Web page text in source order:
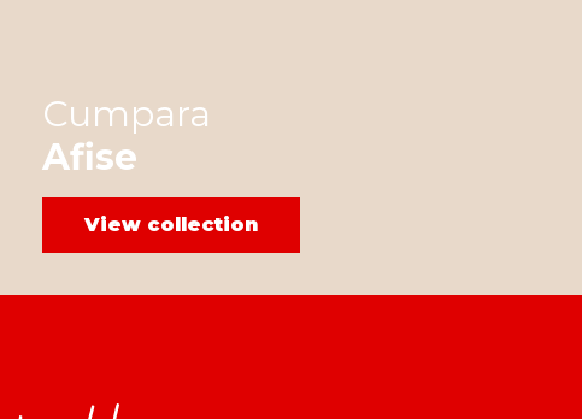
Cumpara
Afise
View collection